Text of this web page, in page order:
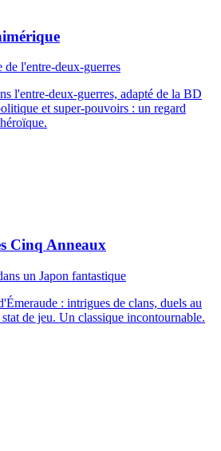
de l'entre-deux-guerres
l'entre-deux-guerres, adapté de la BD
et super-pouvoirs : un regard
Cinq Anneaux
un Japon fantastique
: intrigues de clans, duels au
de jeu. Un classique incontournable.